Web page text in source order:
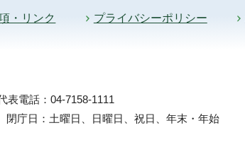
・リンク プライバシーポリシー
表電話：04-7158-1111
庁日：土曜日、日曜日、祝日、年末・年始